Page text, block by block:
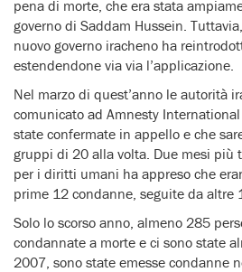
pena di morte, che era stata
governo di Saddam Hussein.
nuovo governo iracheno ha
estendendone via via l’applicazione.
Nel marzo di quest’anno le autorità
comunicato ad Amnesty
state confermate in appello e che
gruppi di 20 alla volta. Due mesi più
per i diritti umani ha appreso che
prime 12 condanne, seguite da altre
Solo lo scorso anno, almeno 285
condannate a morte e ci sono state
2007, sono state emesse condanne